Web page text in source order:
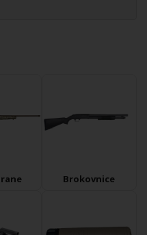
Brokovnice